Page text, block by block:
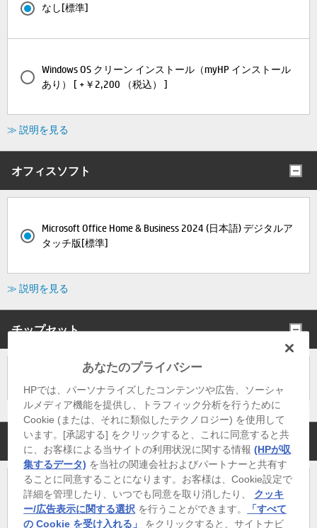
なし[標準]
Windows OS クリーン インストール（myHP インストール
あり） [ +￥2,200 （税込） ]
≫ 説明を見る
オフィスソフト
Microsoft Office Home & Business 2024 (日本語) デジタルア
タッチ版[標準]
≫ 説明を見る
チップセット
プロセッサー
Intel(R) Core(TM) Ultra 5 Processor 225(10C/最大
4.9GHz/20M)[標準]
あなたのプライバシー
HPでは、パーソナライズしたコンテンツや広告、ソーシャ
ルメディア機能を提供し、トラフィック分析を行うために
Cookie (または、それに類似したテクノロジー) を使用して
います。[承認する] をクリックすると、これに同意すると共
に、お客様による当サイトの利用状況に関する情報(HPが収
集するデータ) を当社の関連会社およびパートナーと共有す
ることに同意することになります。お客様は、Cookie設定で
詳細を管理したり、いつでも同意を取り消したり、 クッキ
ー/広告表示に関する選択 を行うことができます。
「すべて
の Cookie を受け入れる」
をクリックすると、サイトナビ